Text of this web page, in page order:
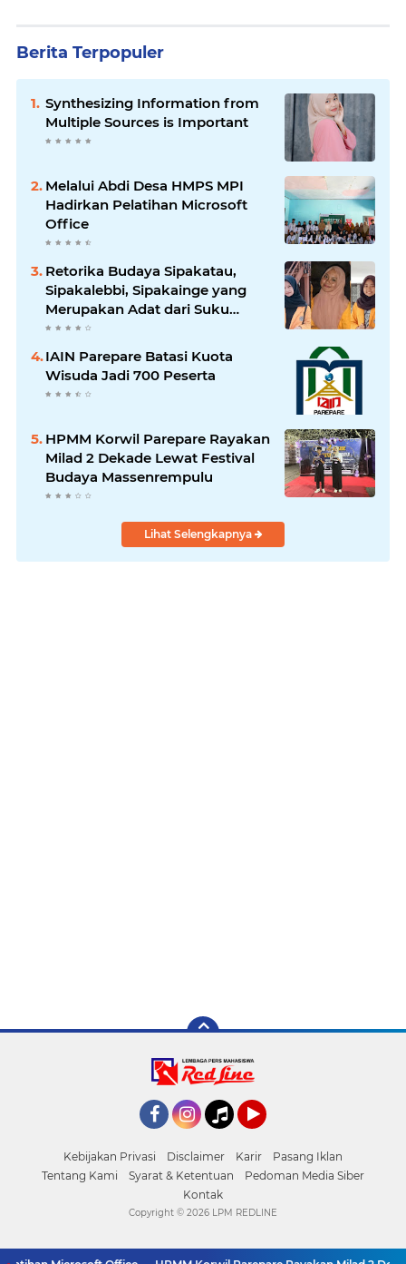
Berita Terpopuler
Synthesizing Information from
Multiple Sources is Important
Melalui Abdi Desa HMPS MPI
Hadirkan Pelatihan Microsoft
Office
Retorika Budaya Sipakatau,
Sipakalebbi, Sipakainge yang
Merupakan Adat dari Suku
Bugis
IAIN Parepare Batasi Kuota
Wisuda Jadi 700 Peserta
HPMM Korwil Parepare Rayakan
Milad 2 Dekade Lewat Festival
Budaya Massenrempulu
Lihat Selengkapnya
Kebijakan Privasi Disclaimer Karir
Pasang Iklan
Tentang Kami
Syarat & Ketentuan
Pedoman Media Siber
Kontak
Copyright © 2026 LPM REDLINE